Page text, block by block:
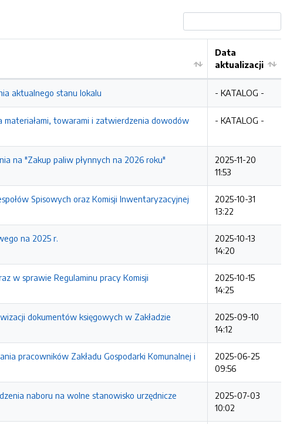
Data
aktualizacji
aktualnego stanu lokalu - KATALOG -
materiałami, towarami i zatwierdzenia dowodów
- KATALOG -
na "Zakup paliw płynnych na 2026 roku"
2025-11-20
11:53
Spisowych oraz Komisji Inwentaryzacyjnej
2025-10-31
13:22
na 2025 r.
2025-10-13
14:20
w sprawie Regulaminu pracy Komisji
2025-10-15
14:25
dokumentów księgowych w Zakładzie
2025-09-10
14:12
pracowników Zakładu Gospodarki Komunalnej i
2025-06-25
09:56
naboru na wolne stanowisko urzędnicze
2025-07-03
10:02